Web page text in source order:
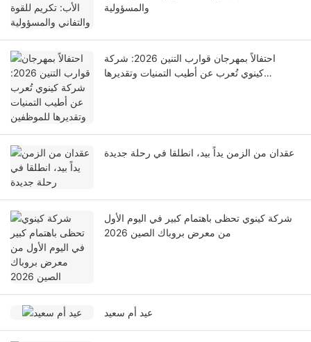
والمسؤولية
احتفالاً بمهرجان قوارب التنين 2026: شركة
كينوي تُعرب عن أطيب التمنيات وتقديرها
عقدان من الزمن يداً بيد، انطلقا في رحلة جديدة
شركة كينوي تحظى باهتمام كبير في اليوم الأول
من معرض بروباك الصين 2026
عيد أم سعيد